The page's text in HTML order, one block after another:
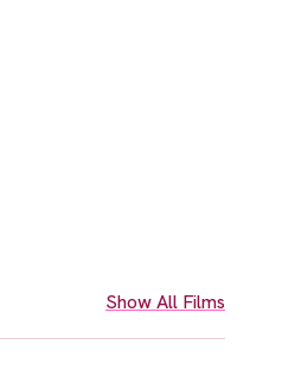
Show All Films